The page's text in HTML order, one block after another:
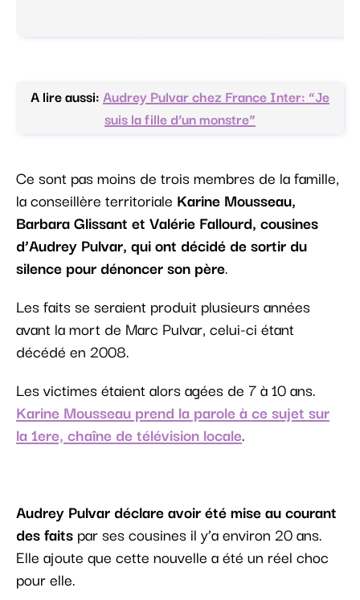
A lire aussi:Audrey Pulvar chez France Inter: “Je
suis la fille d’un monstre”
Ce sont pas moins de trois membres de la famille,
la conseillère territoriale Karine Mousseau,
Barbara Glissant et Valérie Fallourd, cousines
d’Audrey Pulvar, qui ont décidé de sortir du
silence pour dénoncer son père.
Les faits se seraient produit plusieurs années
avant la mort de Marc Pulvar, celui-ci étant
décédé en 2008.
Les victimes étaient alors agées de 7 à 10 ans.
Karine Mousseau prend la parole à ce sujet sur
la 1ere, chaîne de télévision locale.
Audrey Pulvar déclare avoir été mise au courant
des faits par ses cousines il y’a environ 20 ans.
Elle ajoute que cette nouvelle a été un réel choc
pour elle.